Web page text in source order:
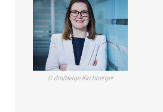
© dm/Helge Kirchberger